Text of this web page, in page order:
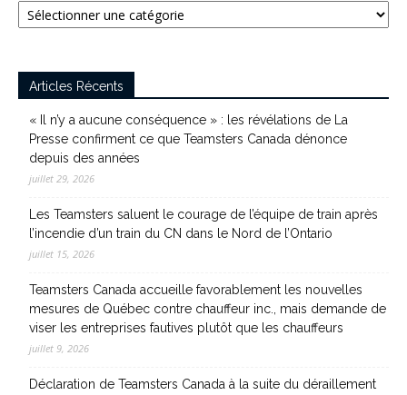
Articles Récents
« Il n’y a aucune conséquence » : les révélations de La
Presse confirment ce que Teamsters Canada dénonce
depuis des années
juillet 29, 2026
Les Teamsters saluent le courage de l’équipe de train après
l’incendie d’un train du CN dans le Nord de l’Ontario
juillet 15, 2026
Teamsters Canada accueille favorablement les nouvelles
mesures de Québec contre chauffeur inc., mais demande de
viser les entreprises fautives plutôt que les chauffeurs
juillet 9, 2026
Déclaration de Teamsters Canada à la suite du déraillement